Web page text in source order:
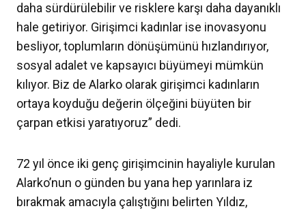
daha sürdürülebilir ve risklere karşı daha dayanıklı
hale getiriyor. Girişimci kadınlar ise inovasyonu
besliyor, toplumların dönüşümünü hızlandırıyor,
sosyal adalet ve kapsayıcı büyümeyi mümkün
kılıyor. Biz de Alarko olarak girişimci kadınların
ortaya koyduğu değerin ölçeğini büyüten bir
çarpan etkisi yaratıyoruz” dedi.
72 yıl önce iki genç girişimcinin hayaliyle kurulan
Alarko’nun o günden bu yana hep yarınlara iz
bırakmak amacıyla çalıştığını belirten Yıldız,